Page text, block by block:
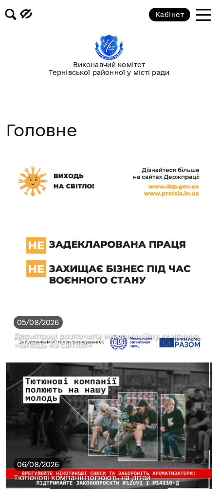
Виконавчий комітет
Тернівської районної у місті ради
Кабінет
Головне
05/08/2026
Держпраці розпочала інформаційну кампанію
«Виходь на світло!»
06/08/2026
Тютюнові компанії полюють на дітей